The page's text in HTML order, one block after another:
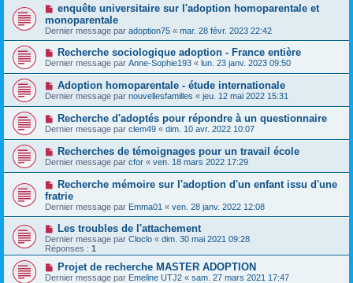
enquête universitaire sur l'adoption homoparentale et
monoparentale
Dernier message par adoption75 « mar. 28 févr. 2023 22:42
Recherche sociologique adoption - France entière
Dernier message par Anne-Sophie193 « lun. 23 janv. 2023 09:50
Adoption homoparentale - étude internationale
Dernier message par nouvellesfamilles « jeu. 12 mai 2022 15:31
Recherche d'adoptés pour répondre à un questionnaire
Dernier message par clem49 « dim. 10 avr. 2022 10:07
Recherches de témoignages pour un travail école
Dernier message par cfor « ven. 18 mars 2022 17:29
Recherche mémoire sur l'adoption d'un enfant issu d'une
fratrie
Dernier message par Emma01 « ven. 28 janv. 2022 12:08
Les troubles de l'attachement
Dernier message par Cloclo « dim. 30 mai 2021 09:28
Réponses : 1
Projet de recherche MASTER ADOPTION
Dernier message par Emeline UTJ2 « sam. 27 mars 2021 17:47